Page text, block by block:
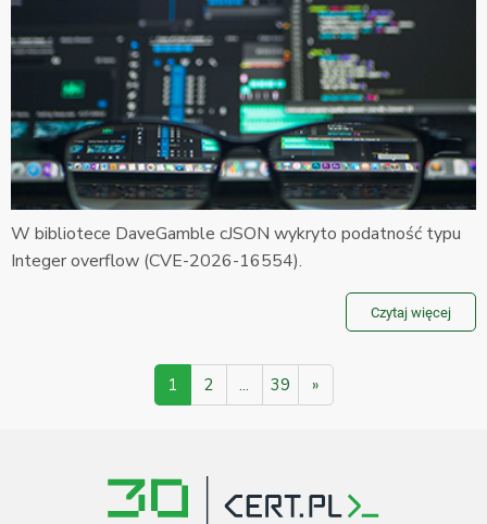
W bibliotece DaveGamble cJSON wykryto podatność typu
Integer overflow (CVE-2026-16554).
Czytaj więcej
1 2 ... 39 »